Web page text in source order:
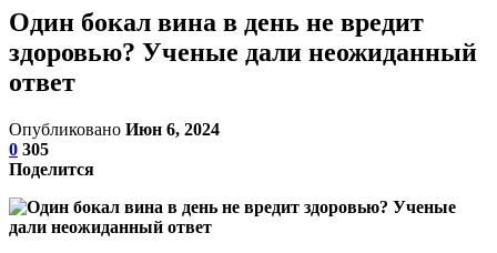
Один бокал вина в день не вредит
здоровью? Ученые дали неожиданный
ответ
Опубликовано Июн 6, 2024
0 305
Поделится